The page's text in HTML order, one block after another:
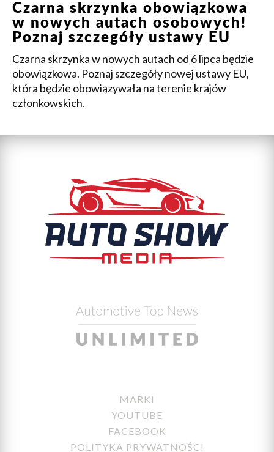
Czarna skrzynka obowiązkowa
w nowych autach osobowych!
Poznaj szczegóły ustawy EU
Czarna skrzynka w nowych autach od 6 lipca będzie
obowiązkowa. Poznaj szczegóły nowej ustawy EU,
która będzie obowiązywała na terenie krajów
członkowskich.
MARKI
YOUTUBE
FACEBOOK
POLITYKA PRYWATNOŚCI